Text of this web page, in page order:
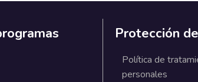
Protección
Política de
personales